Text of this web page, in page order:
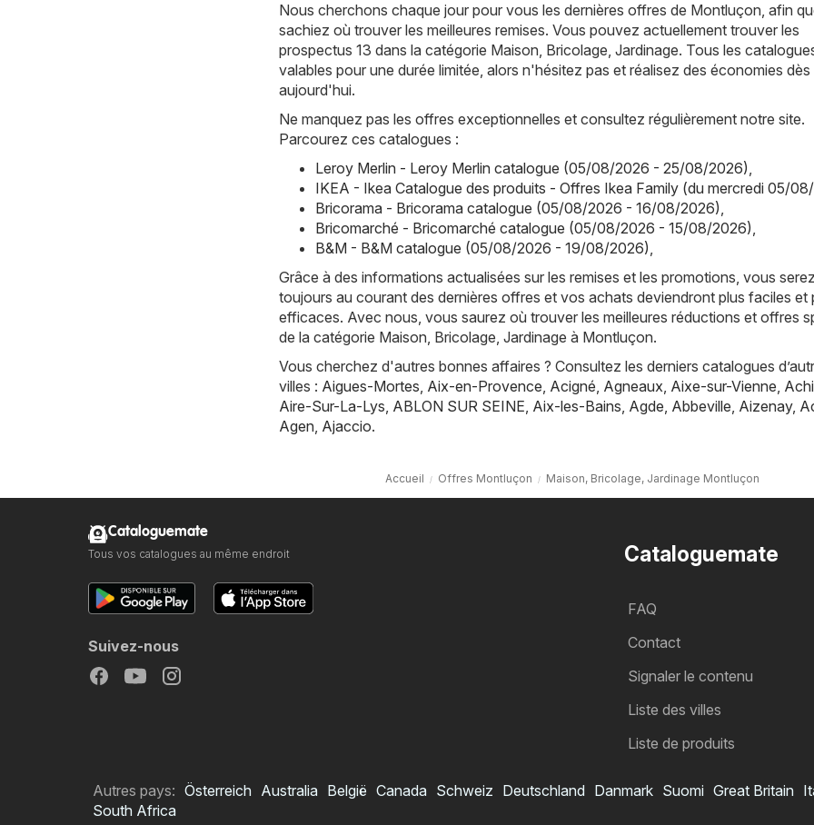
Nous cherchons chaque jour pour vous les dernières offres de Montluçon, afin
sachiez où trouver les meilleures remises. Vous pouvez actuellement trouver les
prospectus 13 dans la catégorie Maison, Bricolage, Jardinage. Tous les
valables pour une durée limitée, alors n'hésitez pas et réalisez des économies dès
aujourd'hui.
Ne manquez pas les offres exceptionnelles et consultez régulièrement notre site.
Parcourez ces catalogues :
Leroy Merlin - Leroy Merlin catalogue (05/08/2026 - 25/08/2026),
IKEA - Ikea Catalogue des produits - Offres Ikea Family (du mercredi 05/
Bricorama - Bricorama catalogue (05/08/2026 - 16/08/2026),
Bricomarché - Bricomarché catalogue (05/08/2026 - 15/08/2026),
B&M - B&M catalogue (05/08/2026 - 19/08/2026),
Grâce à des informations actualisées sur les remises et les promotions, vous serez
toujours au courant des dernières offres et vos achats deviendront plus faciles et
efficaces. Avec nous, vous saurez où trouver les meilleures réductions et offres
de la catégorie Maison, Bricolage, Jardinage à Montluçon.
Vous cherchez d'autres bonnes affaires ? Consultez les derniers catalogues
villes : Aigues-Mortes, Aix-en-Provence, Acigné, Agneaux, Aixe-sur-Vienne,
Aire-Sur-La-Lys, ABLON SUR SEINE, Aix-les-Bains, Agde, Abbeville, Aizenay,
Agen, Ajaccio.
Accueil Offres Montluçon Maison, Bricolage, Jardinage Montluçon
Cataloguemate
FAQ
Contact
Signaler le contenu
Liste des villes
Liste de produits
Cataloguemate
Tous vos catalogues au même endroit
Suivez-nous
Autres pays: Österreich Australia België Canada Schweiz Deutschland Danmark Suomi Great Britain
South Africa